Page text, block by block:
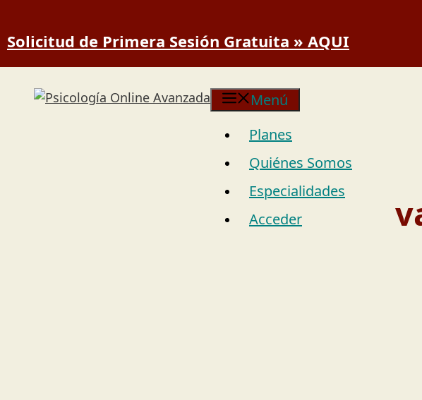
Solicitud de Primera Sesión Gratuita » AQUI
Menú
Planes
Quiénes Somos
Especialidades
Acceder